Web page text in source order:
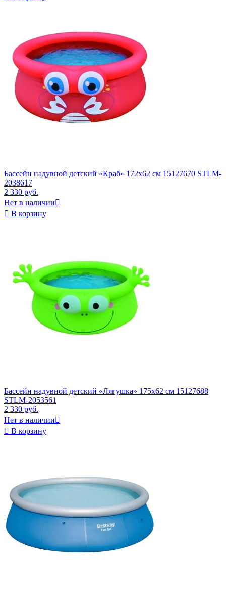
Бассейн надувной детский «Краб» 172х62 см 15127670 STLM-
2038617
2 330 руб.
Нет в наличии
 В корзину
Бассейн надувной детский «Лягушка» 175х62 см 15127688
STLM-2053561
2 330 руб.
Нет в наличии
 В корзину